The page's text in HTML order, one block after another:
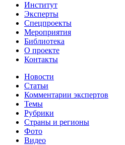
Институт
Эксперты
Спецпроекты
Мероприятия
Библиотека
О проекте
Контакты
Новости
Статьи
Комментарии экспертов
Темы
Рубрики
Страны и регионы
Фото
Видео